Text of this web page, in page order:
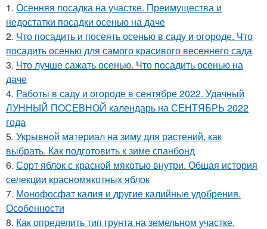
1. Осенняя посадка на участке. Преимущества и
недостатки посадки осенью на даче
2. Что посадить и посеять осенью в саду и огороде. Что
посадить осенью для самого красивого весеннего сада
3. Что лучше сажать осенью. Что посадить осенью на
даче
4. Работы в саду и огороде в сентябре 2022. Удачный
ЛУННЫЙ ПОСЕВНОЙ календарь на СЕНТЯБРЬ 2022
года
5. Укрывной материал на зиму для растений, как
выбрать. Как подготовить к зиме спанбонд
6. Сорт яблок с красной мякотью внутри. Общая история
селекции красномякотных яблок
7. Монофосфат калия и другие калийные удобрения.
Особенности
8. Как определить тип грунта на земельном участке.